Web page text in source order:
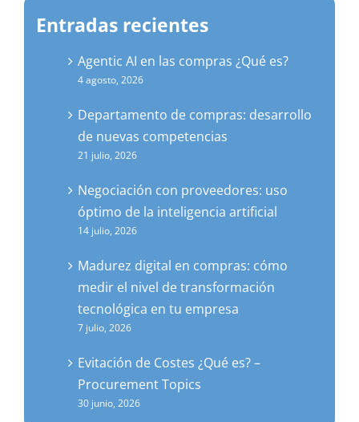
Entradas recientes
Agentic AI en las compras ¿Qué es?
4 agosto, 2026
Departamento de compras: desarrollo
de nuevas competencias
21 julio, 2026
Negociación con proveedores: uso
óptimo de la inteligencia artificial
14 julio, 2026
Madurez digital en compras: cómo
medir el nivel de transformación
tecnológica en tu empresa
7 julio, 2026
Evitación de Costes ¿Qué es? –
Procurement Topics
30 junio, 2026